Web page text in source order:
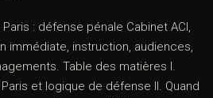
: défense pénale Cabinet ACI,
immédiate, instruction, audiences,
Table des matières I.
et logique de défense II. Quand